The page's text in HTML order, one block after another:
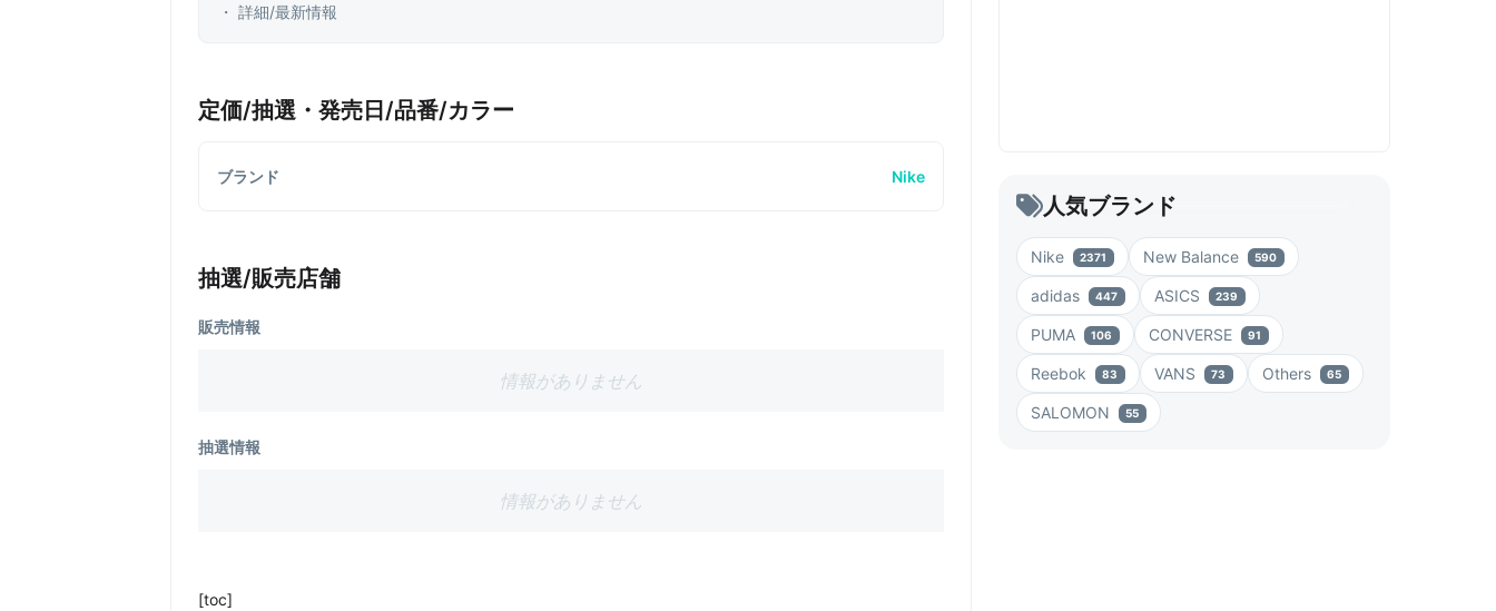
・ 詳細/最新情報
定価/抽選・発売日/品番/カラー
ブランド Nike
抽選/販売店舗
販売情報
情報がありません
抽選情報
情報がありません
[toc]
人気ブランド
Nike 2371 New Balance 590
adidas 447 ASICS 239
PUMA 106 CONVERSE 91
Reebok 83 VANS 73 Others 65
SALOMON 55